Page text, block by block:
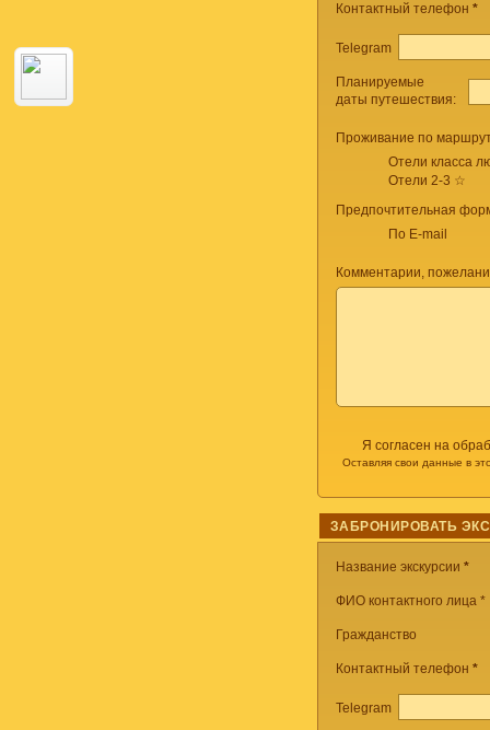
Контактный телефон *
Telegram
Планируемые
даты путешествия:
Проживание по
Отели класса
Отели 2-3 ☆
Предпочтительная
По E-mail
Комментарии,
Я согласен на
Оставляя свои данные в
ЗАБРОНИРОВАТЬ
Название экскурсии *
ФИО контактного лица *
Гражданство
Контактный телефон *
Telegram